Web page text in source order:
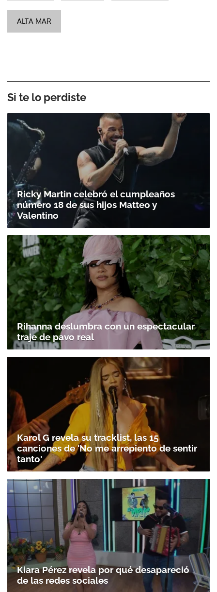
ALTA MAR
Si te lo perdiste
Ricky Martin celebró el cumpleaños
número 18 de sus hijos Matteo y
Valentino
Rihanna deslumbra con un espectacular
traje de pavo real
Karol G revela su tracklist, las 15
canciones de 'No me arrepiento de sentir
tanto'
Kiara Pérez revela por qué desapareció
de las redes sociales